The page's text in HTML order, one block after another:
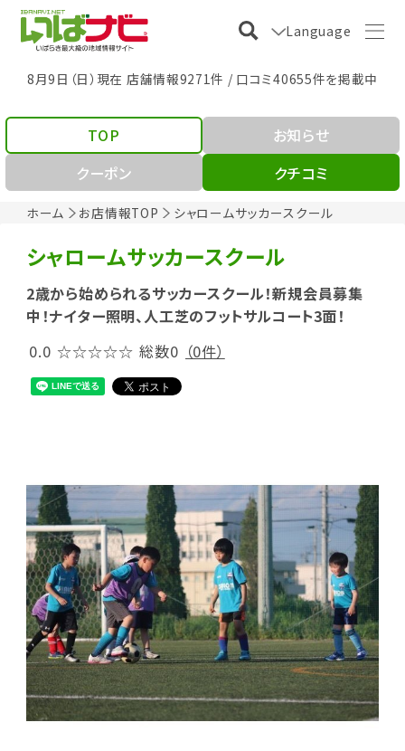
Language
8月9日（日）現在 店舗情報9271件 / 口コミ40655件を掲載中
ホーム お店情報TOP シャロームサッカースクール
TOP
お知らせ
クーポン
クチコミ
シャロームサッカースクール
2歳から始められるサッカースクール！新規会員募集
中！ナイター照明、人工芝のフットサルコート3面！
0.0 ☆☆☆☆☆ 総数0 （0件）